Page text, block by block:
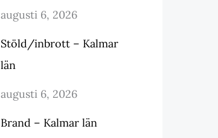
augusti 6, 2026
Stöld/inbrott – Kalmar
län
augusti 6, 2026
Brand – Kalmar län